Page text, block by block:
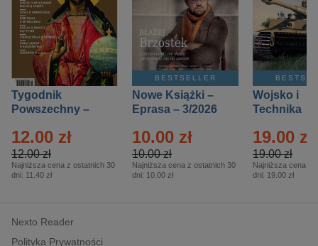
Tygodnik
Powszechny –
12.00 zł
12.00 zł
Najniższa cena z ostatnich 30
dni: 11.40 zł
BESTSELLER
Nowe Książki –
Eprasa – 3/2026
10.00 zł
10.00 zł
Najniższa cena z ostatnich 30
dni: 10.00 zł
Wojsko i
Technika
– 2/2026
19.00 zł
19.00 zł
Najniższa cena z
dni: 19.00 zł
Nexto Reader
Polityka Prywatności